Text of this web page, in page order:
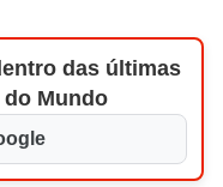
das últimas
Mundo